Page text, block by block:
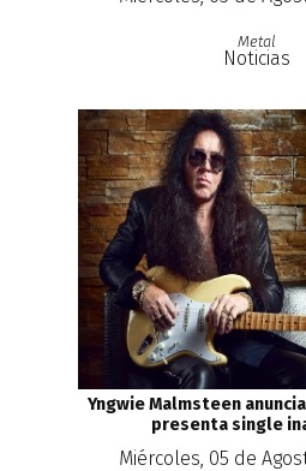
Metal
Noticias
Yngwie Malmsteen
presenta single
Miércoles, 05 de